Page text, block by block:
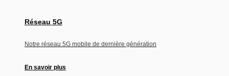
Réseau 5G
Notre réseau 5G mobile de dernière génération
En savoir plus